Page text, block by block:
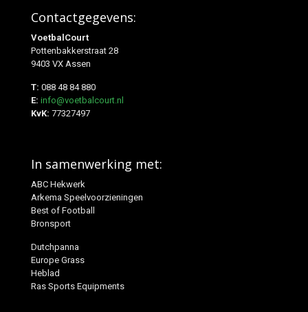
Contactgegevens:
VoetbalCourt
Pottenbakkerstraat 28
9403 VX Assen
T: 088 48 84 880
E: info@voetbalcourt.nl
KvK: 77327497
In samenwerking met:
ABC Hekwerk
Arkema Speelvoorzieningen
Best of Football
Bronsport
Dutchpanna
Europe Grass
Heblad
Ras Sports Equipments